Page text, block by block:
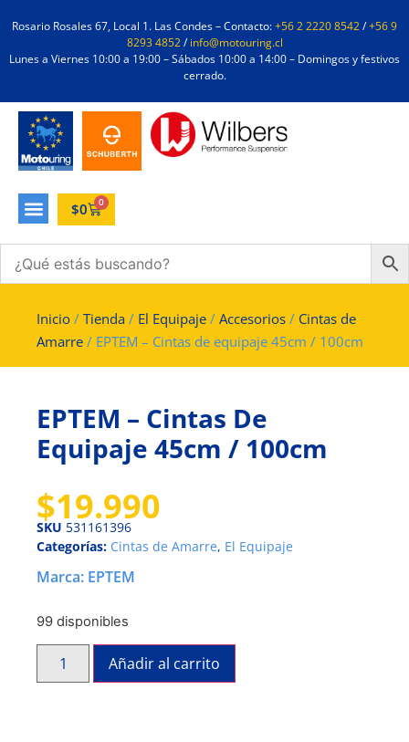
Rosario Rosales 67, Local 1. Las Condes – Contacto:+56 2 2220 8542/+56 9
8293 4852/info@motouring.cl
Lunes a Viernes 10:00 a 19:00 – Sábados 10:00 a 14:00 – Domingos y festivos
cerrado.
$0 0
Inicio / Tienda / El Equipaje / Accesorios / Cintas de
Amarre / EPTEM – Cintas de equipaje 45cm / 100cm
EPTEM – Cintas De
Equipaje 45cm / 100cm
$19.990
SKU 531161396
Categorías: Cintas de Amarre, El Equipaje
Marca: EPTEM
99 disponibles
Añadir al carrito